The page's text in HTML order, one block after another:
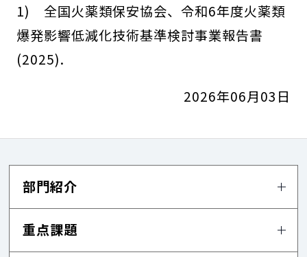
1) 全国火薬類保安協会、令和6年度火薬類
爆発影響低減化技術基準検討事業報告書
(2025).
2026年06月03日
部門紹介
重点課題